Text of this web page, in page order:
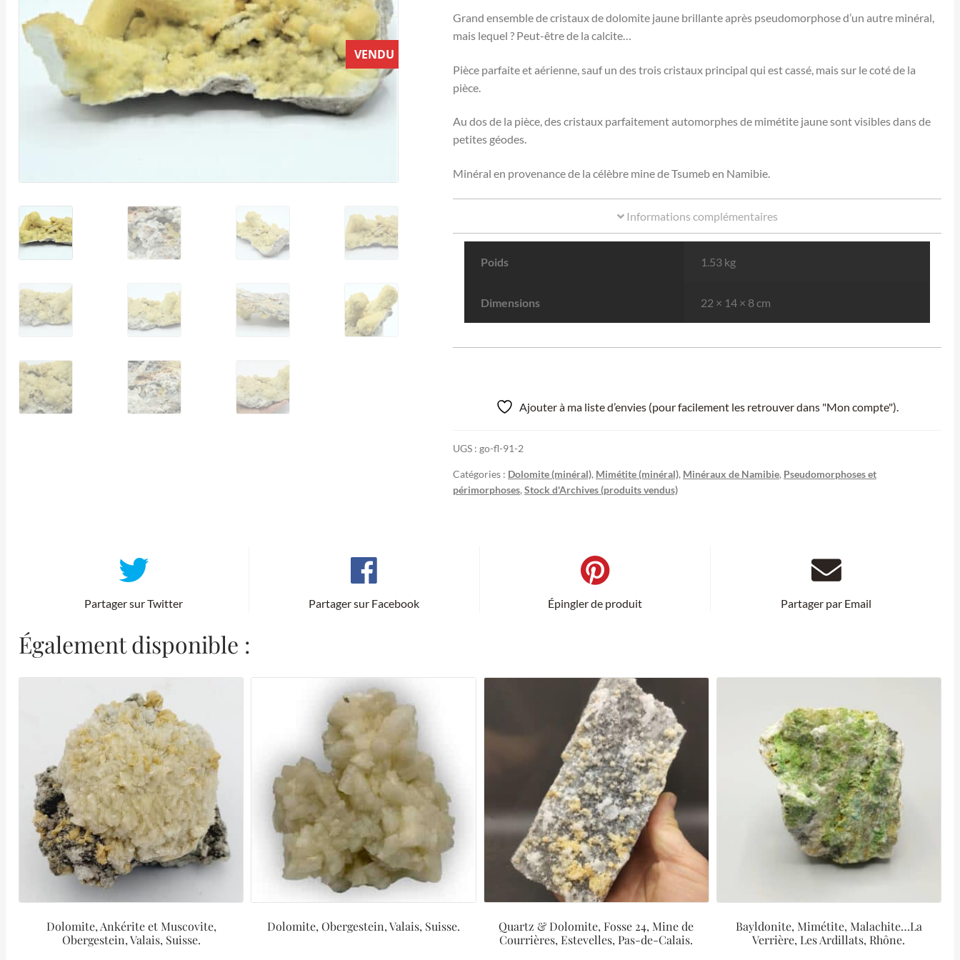
VENDU
Grand ensemble de cristaux de dolomite jaune brillante après pseudomorphose d’un autre minéral,
mais lequel ? Peut-être de la calcite…
Pièce parfaite et aérienne, sauf un des trois cristaux principal qui est cassé, mais sur le coté de la
pièce.
Au dos de la pièce, des cristaux parfaitement automorphes de mimétite jaune sont visibles dans de
petites géodes.
Minéral en provenance de la célèbre mine de Tsumeb en Namibie.
Informations complémentaires
Poids 1.53 kg
Dimensions 22 × 14 × 8 cm
Ajouter à ma liste d’envies (pour facilement les retrouver dans "Mon compte").
UGS : go-fl-91-2
Catégories : Dolomite (minéral), Mimétite (minéral), Minéraux de Namibie, Pseudomorphoses et
périmorphoses, Stock d'Archives (produits vendus)
Partager sur Twitter Partager sur Facebook Épingler de produit Partager par Email
Également disponible :
Dolomite, Ankérite et Muscovite,
Obergestein, Valais, Suisse.
Dolomite, Obergestein, Valais, Suisse.
Quartz & Dolomite, Fosse 24, Mine de
Courrières, Estevelles, Pas-de-Calais.
Bayldonite, Mimétite, Malachite…La
Verrière, Les Ardillats, Rhône.